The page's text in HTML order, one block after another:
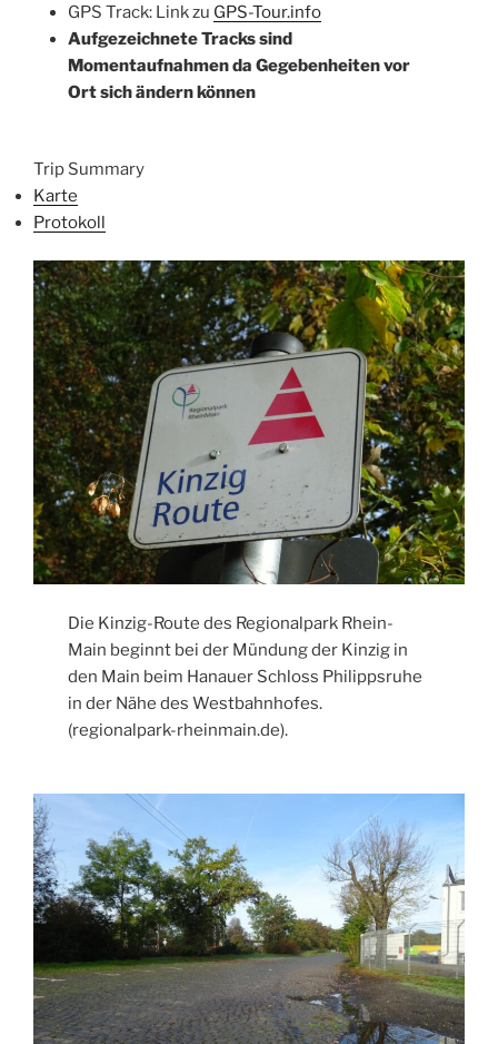
GPS Track: Link zu GPS-Tour.info
Aufgezeichnete Tracks sind
Momentaufnahmen da Gegebenheiten vor
Ort sich ändern können
Trip Summary
Karte
Protokoll
Die Kinzig-Route des Regionalpark Rhein-
Main beginnt bei der Mündung der Kinzig in
den Main beim Hanauer Schloss Philippsruhe
in der Nähe des Westbahnhofes.
(regionalpark-rheinmain.de).